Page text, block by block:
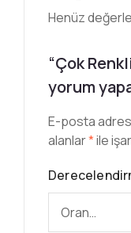
Henüz
“Çok
yorum
E-posta
alanlar*ile